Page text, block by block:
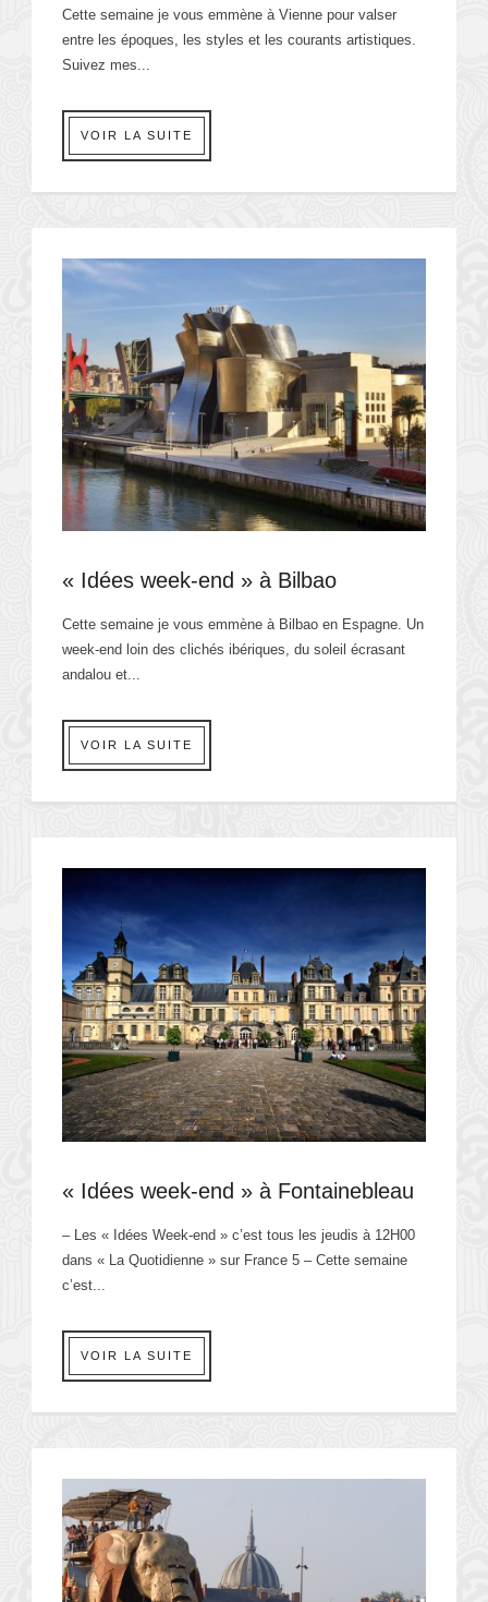
Cette semaine je vous emmène à Vienne pour valser
entre les époques, les styles et les courants artistiques.
Suivez mes...
VOIR LA SUITE
« Idées week-end » à Bilbao
Cette semaine je vous emmène à Bilbao en Espagne. Un
week-end loin des clichés ibériques, du soleil écrasant
andalou et...
VOIR LA SUITE
« Idées week-end » à Fontainebleau
– Les « Idées Week-end » c’est tous les jeudis à 12H00
dans « La Quotidienne » sur France 5 – Cette semaine
c’est...
VOIR LA SUITE